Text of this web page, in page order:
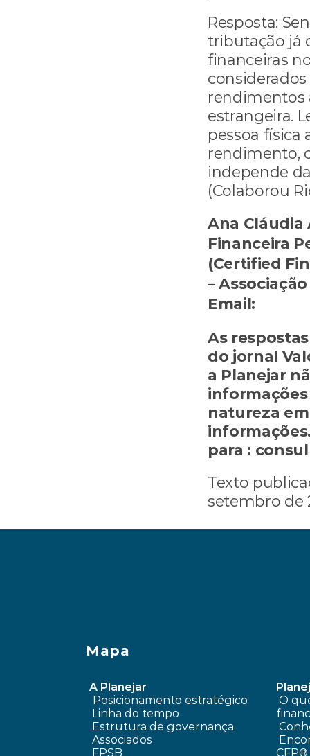
Resposta:
tributação já
financeiras
rendimentos
estrangeira.
pessoa
rendimento,
independe
(Colaborou
Ana Cláudia
Financeira
(Certified
–
Email:
As
do jornal
a Planejar
natureza
para :
Texto
setembro de
A Planejar
Posicionamento estratégico
Linha do tempo
Estrutura de governança
Associados
FPSB
CFP®
Mapa